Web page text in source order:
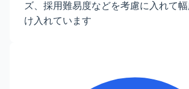
ズ、採用難易度などを考慮に入れて
け入れています